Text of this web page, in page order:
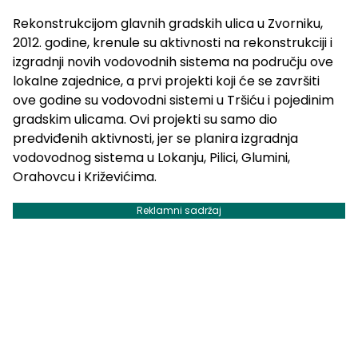
Rekonstrukcijom glavnih gradskih ulica u Zvorniku,
2012. godine, krenule su aktivnosti na rekonstrukciji i
izgradnji novih vodovodnih sistema na području ove
lokalne zajednice, a prvi projekti koji će se završiti
ove godine su vodovodni sistemi u Tršiću i pojedinim
gradskim ulicama. Ovi projekti su samo dio
predviđenih aktivnosti, jer se planira izgradnja
vodovodnog sistema u Lokanju, Pilici, Glumini,
Orahovcu i Križevićima.
Reklamni sadržaj